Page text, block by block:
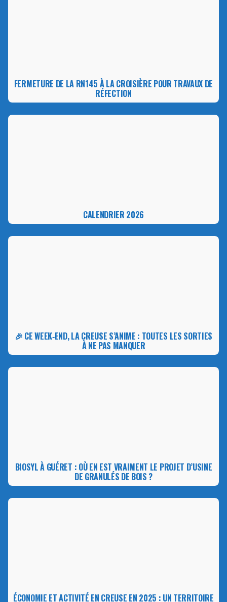
FERMETURE DE LA RN145 À LA CROISIÈRE POUR TRAVAUX DE
RÉFECTION
CALENDRIER 2026
🎉 CE WEEK‑END, LA CREUSE S’ANIME : TOUTES LES SORTIES
À NE PAS MANQUER
BIOSYL À GUÉRET : OÙ EN EST VRAIMENT LE PROJET D’USINE
DE GRANULÉS DE BOIS ?
ÉCONOMIE ET ACTIVITÉ EN CREUSE EN 2025 : UN TERRITOIRE